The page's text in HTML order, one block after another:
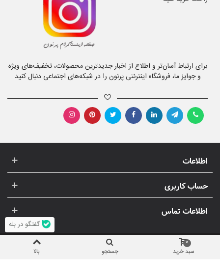
برای ارتباط آسان‌تر و اطلاع از اخبار جدیدترین محصولات، تخفیف‌های ویژه
و جوایز ما، فروشگاه اینترنتی پرنون را در شبکه‌های اجتماعی دنبال کنید
اطلاعات
حساب کاربری
اطلاعات تماس
سبد خرید
0
جستجو بالا
گفتگو در بله